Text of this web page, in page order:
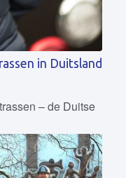
in Duitsland
– de Duitse